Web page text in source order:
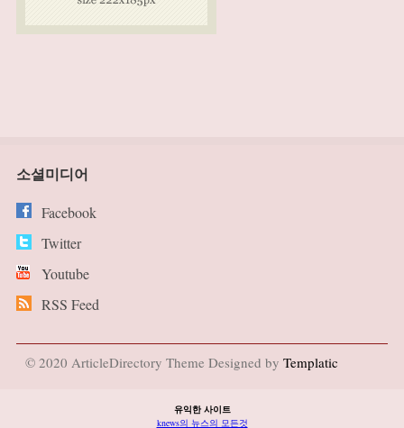
소셜미디어
Facebook
Twitter
Youtube
RSS Feed
© 2020 ArticleDirectory Theme Designed by Templatic
유익한 사이트
knews의 뉴스의 모든것